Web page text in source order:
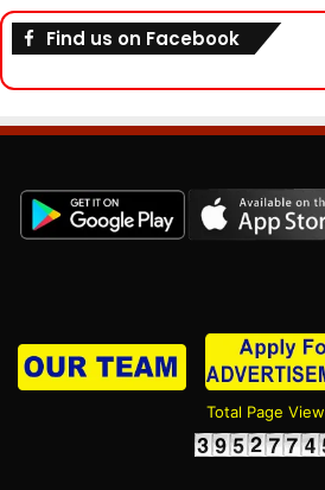
Find us on Facebook
Total Page View